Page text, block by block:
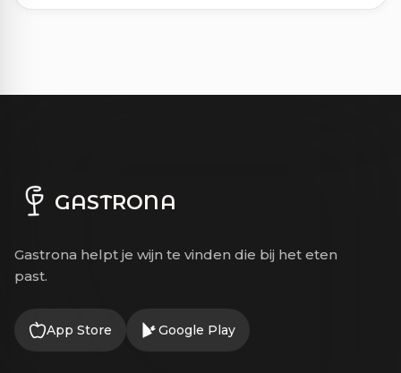
GASTRONA
Gastrona helpt je wijn te vinden die bij het eten
past.
App Store Google Play